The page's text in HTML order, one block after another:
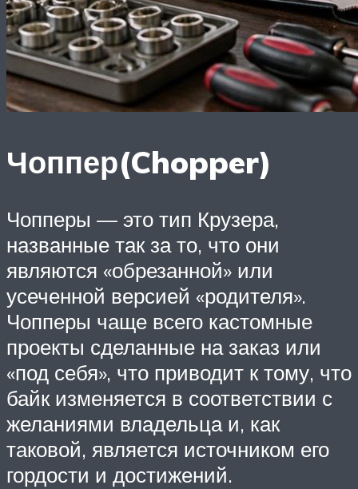
Чоппер(Chopper)
Чопперы — это тип Крузера,
названные так за то, что они
являются «обрезанной» или
усеченной версией «родителя».
Чопперы чаще всего кастомные
проекты сделанные на заказ или
«под себя», что приводит к тому, что
байк изменяется в соответствии с
желаниями владельца и, как
таковой, является источником его
гордости и достижений.